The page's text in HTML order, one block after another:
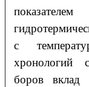
с
хронологий
боров вклад